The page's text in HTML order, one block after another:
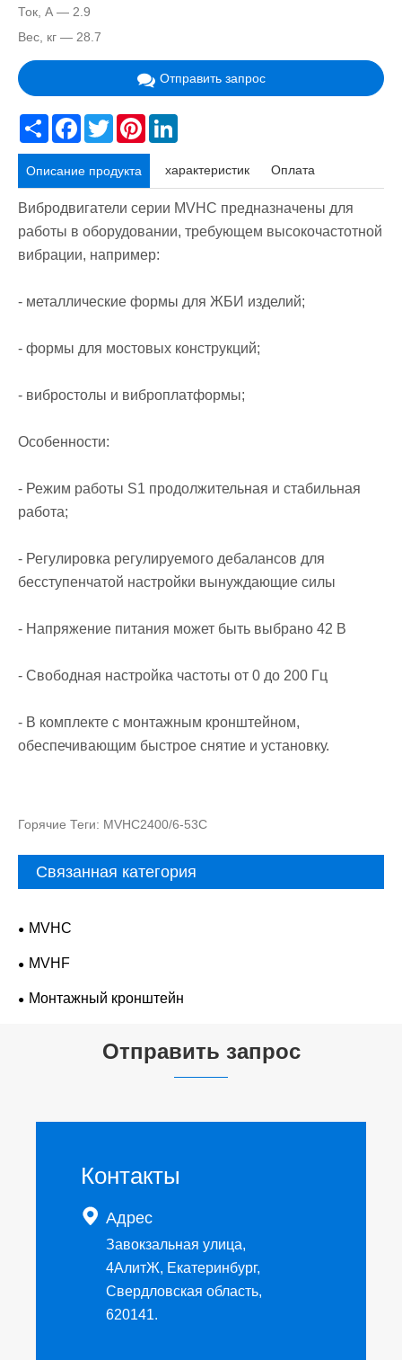
Ток, А — 2.9
Вес, кг — 28.7
Отправить запрос
Share Facebook
TwitterPinterest
Описание продукта характеристик Оплата
Вибродвигатели серии MVHC предназначены для
работы в оборудовании, требующем высокочастотной
вибрации, например:
- металлические формы для ЖБИ изделий;
- формы для мостовых конструкций;
- вибростолы и виброплатформы;
Особенности:
- Режим работы S1 продолжительная и стабильная
работа;
- Регулировка регулируемого дебалансов для
бесступенчатой настройки вынуждающие силы
- Напряжение питания может быть выбрано 42 В
- Свободная настройка частоты от 0 до 200 Гц
- В комплекте с монтажным кронштейном,
обеспечивающим быстрое снятие и установку.
Горячие Теги: MVHC2400/6-53C
Связанная категория
MVHC
MVHF
Монтажный кронштейн
Отправить запрос
Контакты
 Адрес
Завокзальная улица,
4АлитЖ, Екатеринбург,
Свердловская область,
620141.